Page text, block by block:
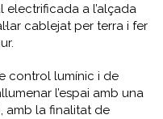
electrificada a l’alçada
cablejat per terra i fer
control lumínic i de
l’espai amb una
amb la finalitat de